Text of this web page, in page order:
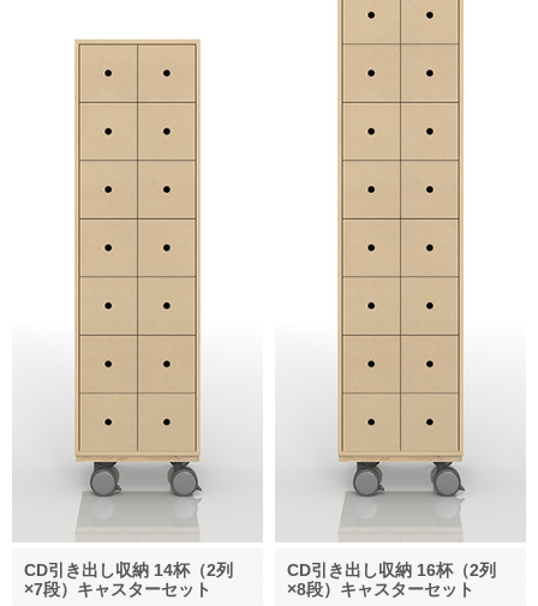
CD引き出し収納 14杯（2列
×7段）キャスターセット
CD引き出し収納 16杯（2列
×8段）キャスターセット